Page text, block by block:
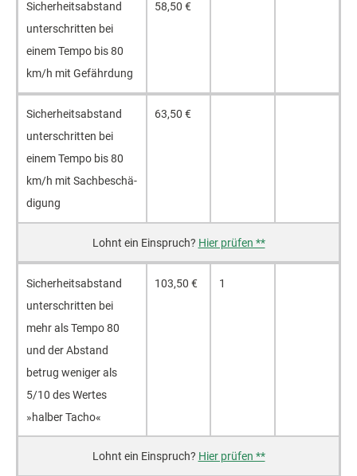
Sicher­heits­abstand
unter­schritten bei
einem Tempo bis 80
km/h mit Gefähr­dung
58,50 €
Sicher­heits­abstand
unter­schritten bei
einem Tempo bis 80
km/h mit Sach­beschä­
digung
63,50 €
Hier prüfen **
Sicher­heits­abstand
unter­schritten bei
mehr als Tempo 80
und der Abstand
betrug weniger als
5/10 des Wertes
»halber Tacho«
103,50 € 1
Hier prüfen **